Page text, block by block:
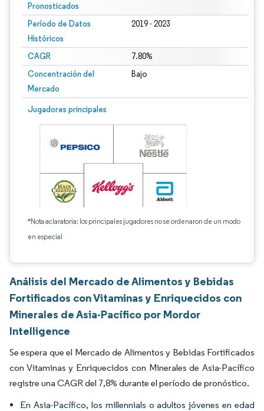
Pronosticados
Período de Datos
Históricos
2019 - 2023
CAGR 7.80%
Concentración del
Mercado
Bajo
Jugadores principales
*Nota aclaratoria: los principales jugadores no se ordenaron de un modo
en especial
Análisis del Mercado de Alimentos y Bebidas
Fortificados con Vitaminas y Enriquecidos con
Minerales de Asia-Pacífico por Mordor
Intelligence
Se espera que el Mercado de Alimentos y Bebidas Fortificados
con Vitaminas y Enriquecidos con Minerales de Asia-Pacífico
registre una CAGR del 7,8% durante el período de pronóstico.
En Asia-Pacífico, los millennials o adultos jóvenes en edad